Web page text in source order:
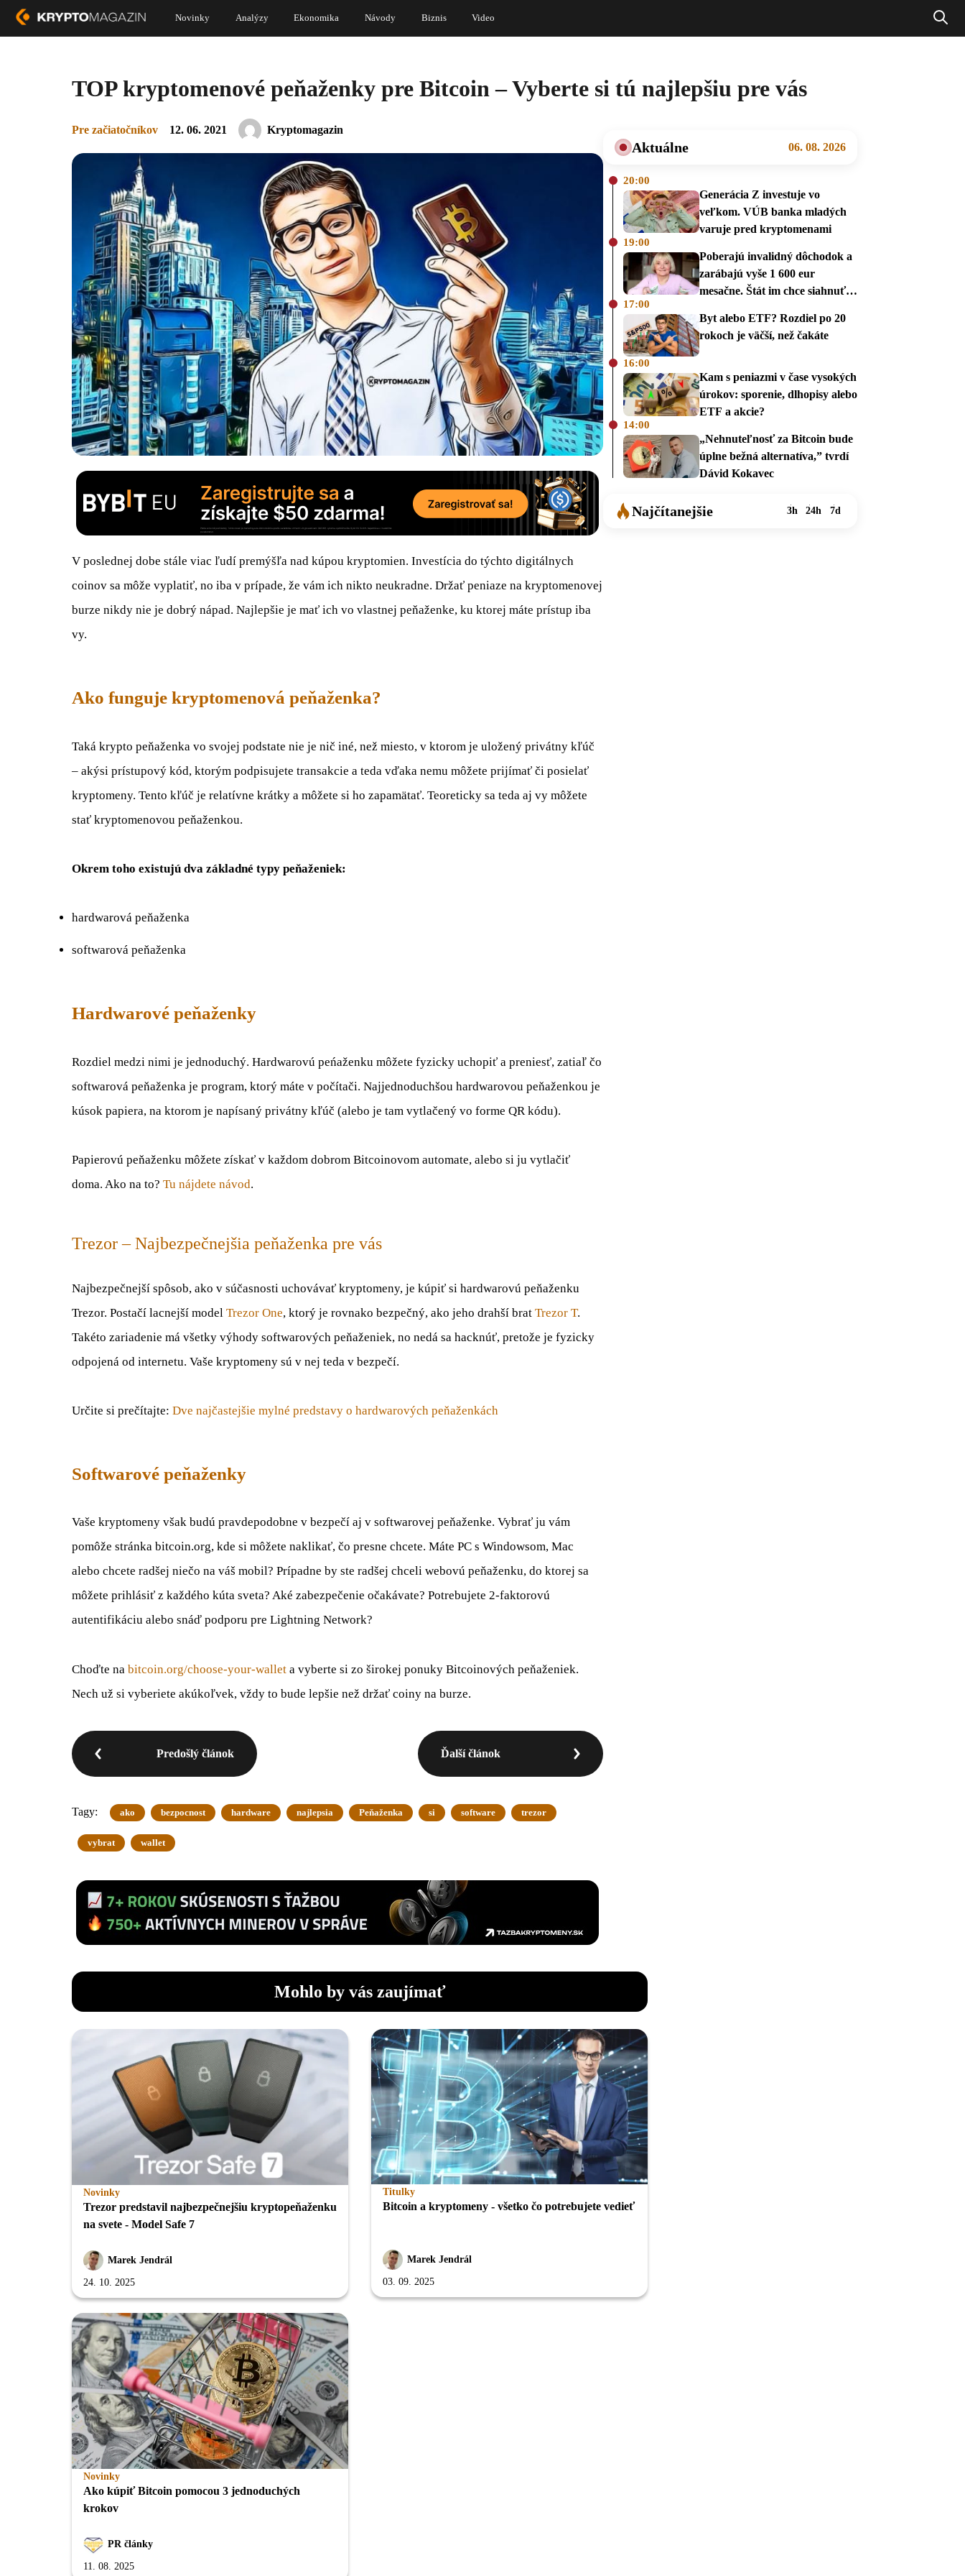
Novinky Analýzy Ekonomika Návody Biznis Video
TOP kryptomenové peňaženky pre Bitcoin – Vyberte si tú najlepšiu pre vás
Pre začiatočníkov 12. 06. 2021 Kryptomagazin
V poslednej dobe stále viac ľudí premýšľa nad kúpou kryptomien. Investícia do týchto digitálnych
coinov sa môže vyplatiť, no iba v prípade, že vám ich nikto neukradne. Držať peniaze na kryptomenovej
burze nikdy nie je dobrý nápad. Najlepšie je mať ich vo vlastnej peňaženke, ku ktorej máte prístup iba
vy.
Ako funguje kryptomenová peňaženka?
Taká krypto peňaženka vo svojej podstate nie je nič iné, než miesto, v ktorom je uložený privátny kľúč
– akýsi prístupový kód, ktorým podpisujete transakcie a teda vďaka nemu môžete prijímať či posielať
kryptomeny. Tento kľúč je relatívne krátky a môžete si ho zapamätať. Teoreticky sa teda aj vy môžete
stať kryptomenovou peňaženkou.
Okrem toho existujú dva základné typy peňaženiek:
hardwarová peňaženka
softwarová peňaženka
Hardwarové peňaženky
Rozdiel medzi nimi je jednoduchý. Hardwarovú peńaženku môžete fyzicky uchopiť a preniesť, zatiaľ čo
softwarová peňaženka je program, ktorý máte v počítači. Najjednoduchšou hardwarovou peňaženkou je
kúsok papiera, na ktorom je napísaný privátny kľúč (alebo je tam vytlačený vo forme QR kódu).
Papierovú peňaženku môžete získať v každom dobrom Bitcoinovom automate, alebo si ju vytlačiť
doma. Ako na to? Tu nájdete návod.
Trezor – Najbezpečnejšia peňaženka pre vás
Najbezpečnejší spôsob, ako v súčasnosti uchovávať kryptomeny, je kúpiť si hardwarovú peňaženku
Trezor. Postačí lacnejší model Trezor One, ktorý je rovnako bezpečný, ako jeho drahší brat Trezor T.
Takéto zariadenie má všetky výhody softwarových peňaženiek, no nedá sa hacknúť, pretože je fyzicky
odpojená od internetu. Vaše kryptomeny sú v nej teda v bezpečí.
Určite si prečítajte: Dve najčastejšie mylné predstavy o hardwarových peňaženkách
Softwarové peňaženky
Vaše kryptomeny však budú pravdepodobne v bezpečí aj v softwarovej peňaženke. Vybrať ju vám
pomôže stránka bitcoin.org, kde si môžete naklikať, čo presne chcete. Máte PC s Windowsom, Mac
alebo chcete radšej niečo na váš mobil? Prípadne by ste radšej chceli webovú peňaženku, do ktorej sa
môžete prihlásiť z každého kúta sveta? Aké zabezpečenie očakávate? Potrebujete 2-faktorovú
autentifikáciu alebo snáď podporu pre Lightning Network?
Choďte na bitcoin.org/choose-your-wallet a vyberte si zo širokej ponuky Bitcoinových peňaženiek.
Nech už si vyberiete akúkoľvek, vždy to bude lepšie než držať coiny na burze.
Predošlý článok Ďalší článok
Tagy: ako bezpocnost hardware najlepsia Peňaženka si software trezor
vybrat wallet
Aktuálne 06. 08. 2026
20:00
Generácia Z investuje vo
veľkom. VÚB banka mladých
varuje pred kryptomenami
19:00
Poberajú invalidný dôchodok a
zarábajú vyše 1 600 eur
mesačne. Štát im chce siahnuť
17:00
Byt alebo ETF? Rozdiel po 20
rokoch je väčší, než čakáte
16:00
Kam s peniazmi v čase vysokých
úrokov: sporenie, dlhopisy alebo
ETF a akcie?
14:00
„Nehnuteľnosť za Bitcoin bude
úplne bežná alternatíva,” tvrdí
Dávid Kokavec
Najčítanejšie 3h 24h 7d
Mohlo by vás zaujímať
Novinky
Trezor predstavil najbezpečnejšiu kryptopeňaženku
na svete - Model Safe 7
Marek Jendrál
24. 10. 2025
Titulky
Bitcoin a kryptomeny - všetko čo potrebujete vedieť
Marek Jendrál
03. 09. 2025
Novinky
Ako kúpiť Bitcoin pomocou 3 jednoduchých
krokov
PR články
11. 08. 2025